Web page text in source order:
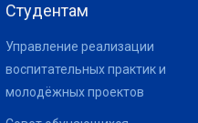
Студентам
Управление реализации
воспитательных практик и
молодёжных проектов